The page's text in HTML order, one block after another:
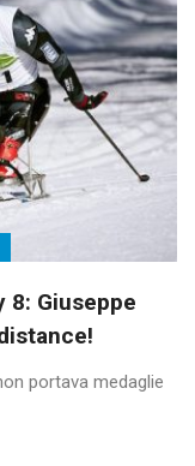
8: Giuseppe
portava medaglie